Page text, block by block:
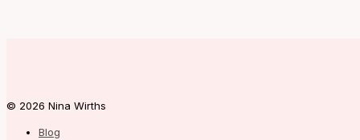
© 2026 Nina Wirths
Blog